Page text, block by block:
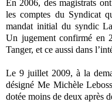
En 2006, des magistrats
les comptes du Syndicat
mandat initial du syndic
Un jugement confirmé en
Tanger, et ce aussi dans
Le 9 juillet 2009, à la
désigné Me Michèle
dotée moins de deux après